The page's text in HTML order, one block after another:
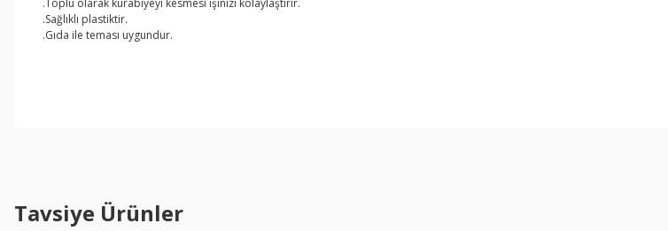
.Toplu olarak kurabiyeyi kesmesi işinizi kolaylaştırır.
.Sağlıklı plastiktir.
.Gıda ile teması uygundur.
Ürün bilgilerinde hatalar bulunuyor.
Tavsiye Ürünler